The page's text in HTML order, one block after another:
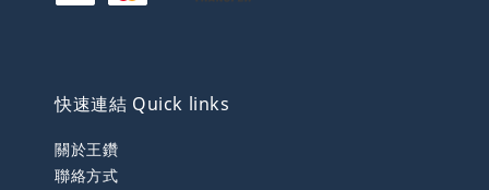
快速連結 Quick links
關於王鑽
聯絡方式